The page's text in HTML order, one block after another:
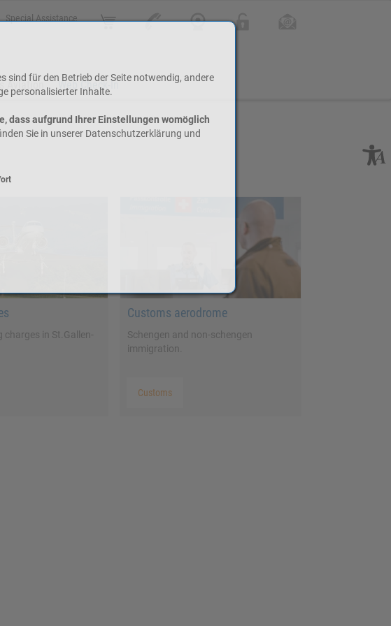
Special Assistance Online ShopKontakt Webcam Login
Aviation Web Check-In
charges in St.Gallen-
Customs aerodrome
Schengen and non-schengen
immigration.
Customs
sind für den Betrieb der Seite notwendig, andere
personalisierter Inhalte.
dass aufgrund Ihrer Einstellungen womöglich
Sie in unserer Datenschutzerklärung und